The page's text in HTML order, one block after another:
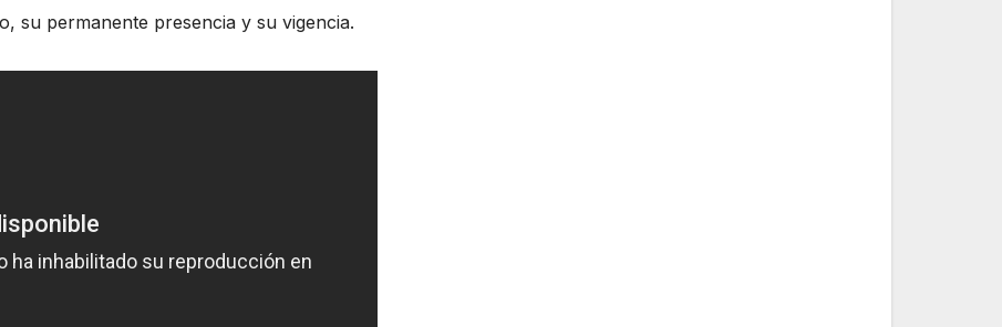
su permanente presencia y su vigencia.